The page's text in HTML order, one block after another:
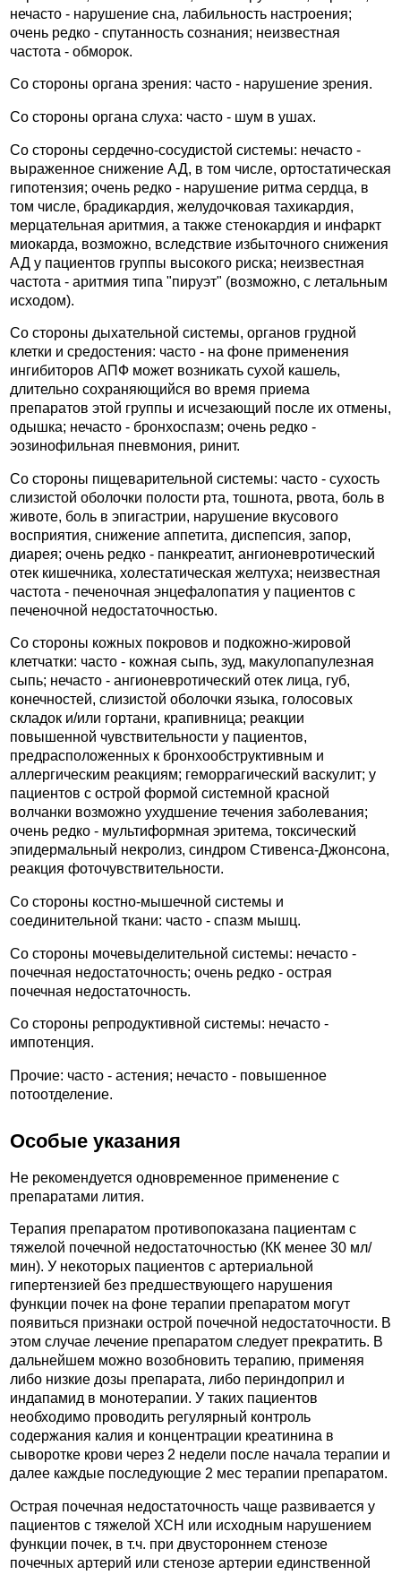
нечасто - нарушение сна, лабильность настроения;
очень редко - спутанность сознания; неизвестная
частота - обморок.
Со стороны органа зрения: часто - нарушение зрения.
Со стороны органа слуха: часто - шум в ушах.
Со стороны сердечно-сосудистой системы: нечасто -
выраженное снижение АД, в том числе, ортостатическая
гипотензия; очень редко - нарушение ритма сердца, в
том числе, брадикардия, желудочковая тахикардия,
мерцательная аритмия, а также стенокардия и инфаркт
миокарда, возможно, вследствие избыточного снижения
АД у пациентов группы высокого риска; неизвестная
частота - аритмия типа "пируэт" (возможно, с летальным
исходом).
Со стороны дыхательной системы, органов грудной
клетки и средостения: часто - на фоне применения
ингибиторов АПФ может возникать сухой кашель,
длительно сохраняющийся во время приема
препаратов этой группы и исчезающий после их отмены,
одышка; нечасто - бронхоспазм; очень редко -
эозинофильная пневмония, ринит.
Со стороны пищеварительной системы: часто - сухость
слизистой оболочки полости рта, тошнота, рвота, боль в
животе, боль в эпигастрии, нарушение вкусового
восприятия, снижение аппетита, диспепсия, запор,
диарея; очень редко - панкреатит, ангионевротический
отек кишечника, холестатическая желтуха; неизвестная
частота - печеночная энцефалопатия у пациентов с
печеночной недостаточностью.
Со стороны кожных покровов и подкожно-жировой
клетчатки: часто - кожная сыпь, зуд, макулопапулезная
сыпь; нечасто - ангионевротический отек лица, губ,
конечностей, слизистой оболочки языка, голосовых
складок и/или гортани, крапивница; реакции
повышенной чувствительности у пациентов,
предрасположенных к бронхообструктивным и
аллергическим реакциям; геморрагический васкулит; у
пациентов с острой формой системной красной
волчанки возможно ухудшение течения заболевания;
очень редко - мультиформная эритема, токсический
эпидермальный некролиз, синдром Стивенса-Джонсона,
реакция фоточувствительности.
Со стороны костно-мышечной системы и
соединительной ткани: часто - спазм мышц.
Со стороны мочевыделительной системы: нечасто -
почечная недостаточность; очень редко - острая
почечная недостаточность.
Со стороны репродуктивной системы: нечасто -
импотенция.
Прочие: часто - астения; нечасто - повышенное
потоотделение.
Особые указания
Не рекомендуется одновременное применение с
препаратами лития.
Терапия препаратом противопоказана пациентам с
тяжелой почечной недостаточностью (КК менее 30 мл/
мин). У некоторых пациентов с артериальной
гипертензией без предшествующего нарушения
функции почек на фоне терапии препаратом могут
появиться признаки острой почечной недостаточности. В
этом случае лечение препаратом следует прекратить. В
дальнейшем можно возобновить терапию, применяя
либо низкие дозы препарата, либо периндоприл и
индапамид в монотерапии. У таких пациентов
необходимо проводить регулярный контроль
содержания калия и концентрации креатинина в
сыворотке крови через 2 недели после начала терапии и
далее каждые последующие 2 мес терапии препаратом.
Острая почечная недостаточность чаще развивается у
пациентов с тяжелой ХСН или исходным нарушением
функции почек, в т.ч. при двустороннем стенозе
почечных артерий или стенозе артерии единственной